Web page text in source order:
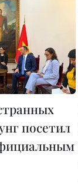
посетил